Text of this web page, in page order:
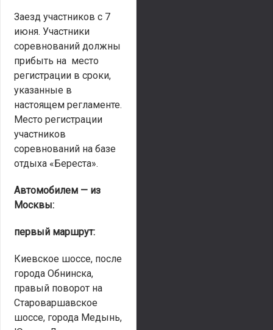
Заезд участников с 7
июня. Участники
соревнований должны
прибыть на место
регистрации в сроки,
указанные в
настоящем регламенте.
Место регистрации
участников
соревнований на базе
отдыха «Береста».
Автомобилем — из
Москвы:
первый маршрут:
Киевское шоссе, после
города Обнинска,
правый поворот на
Староваршавское
шоссе, города Медынь,